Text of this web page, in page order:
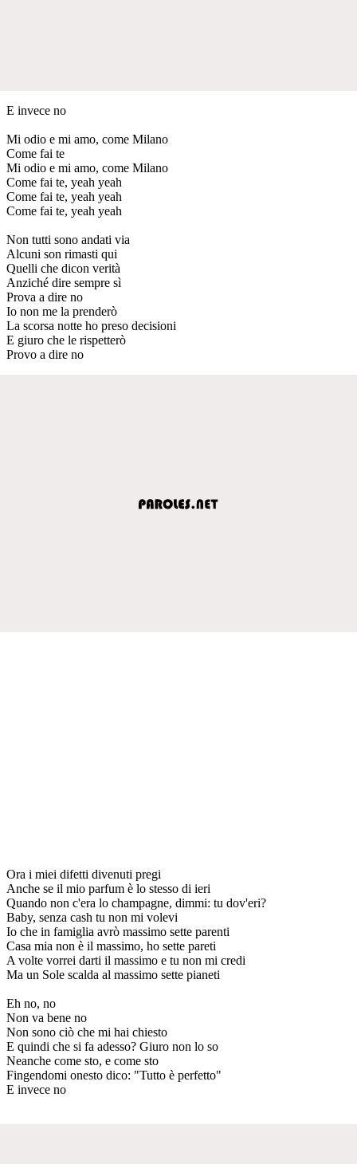
E invece no
Mi odio e mi amo, come Milano
Come fai te
Mi odio e mi amo, come Milano
Come fai te, yeah yeah
Come fai te, yeah yeah
Come fai te, yeah yeah
Non tutti sono andati via
Alcuni son rimasti qui
Quelli che dicon verità
Anziché dire sempre sì
Prova a dire no
Io non me la prenderò
La scorsa notte ho preso decisioni
E giuro che le rispetterò
Provo a dire no
Ora i miei difetti divenuti pregi
Anche se il mio parfum è lo stesso di ieri
Quando non c'era lo champagne, dimmi: tu dov'eri?
Baby, senza cash tu non mi volevi
Io che in famiglia avrò massimo sette parenti
Casa mia non è il massimo, ho sette pareti
A volte vorrei darti il massimo e tu non mi credi
Ma un Sole scalda al massimo sette pianeti
Eh no, no
Non va bene no
Non sono ciò che mi hai chiesto
E quindi che si fa adesso? Giuro non lo so
Neanche come sto, e come sto
Fingendomi onesto dico: "Tutto è perfetto"
E invece no